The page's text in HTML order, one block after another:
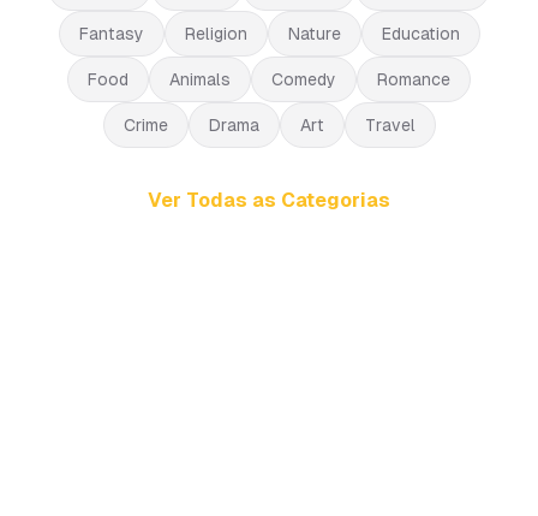
Fantasy Religion Nature Education
Food Animals Comedy Romance
Crime Drama Art Travel
Ver Todas as Categorias